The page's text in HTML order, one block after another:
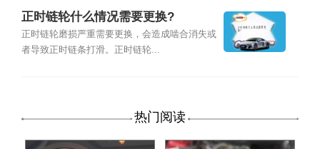
正时链轮什么情况需要更换?
正时链轮磨损严重需要更换，会造成啮合消失或
者导致正时链条打滑。正时链轮...
热门阅读